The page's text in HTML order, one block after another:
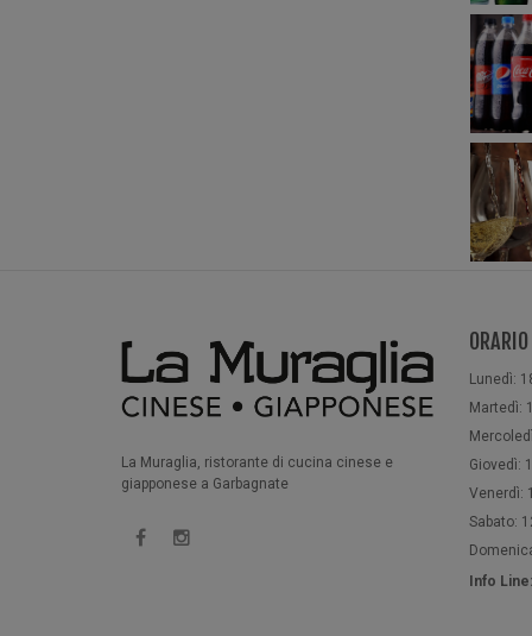
La Muraglia, ristorante di cucina cinese e
giapponese a Garbagnate
Lunedì:
Martedì:
Giovedì:
Venerdì:
Sabato:
Info